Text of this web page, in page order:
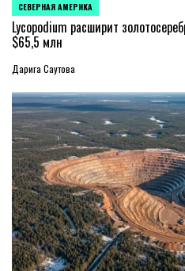
ОПУБЛИКОВАНО
В
СЕВЕРНАЯ АМЕРИКА
Lycopodium расширит
$65,5 млн
Дарига Саутова